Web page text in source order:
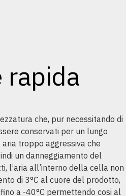
rapida
che, pur necessitando di
conservati per un lungo
troppo aggressiva che
un danneggiamento del
l’aria all’interno della cella non
di 3°C al cuore del prodotto,
a -40°C permettendo cosi al